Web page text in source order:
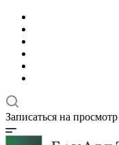
Записаться на просмотр